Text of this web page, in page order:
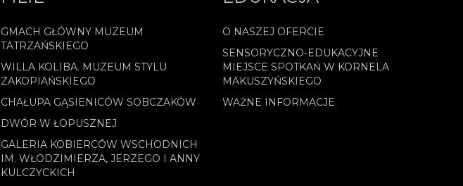
GMACH GŁÓWNY MUZEUM
TATRZAŃSKIEGO
WILLA KOLIBA. MUZEUM STYLU
ZAKOPIAŃSKIEGO
CHAŁUPA GĄSIENICÓW SOBCZAKÓW
DWÓR W ŁOPUSZNEJ
GALERIA KOBIERCÓW WSCHODNICH
IM. WŁODZIMIERZA, JERZEGO I ANNY
KULCZYCKICH
O NASZEJ OFERCIE
SENSORYCZNO-EDUKACYJNE
MIEJSCE SPOTKAŃ W KORNELA
MAKUSZYŃSKIEGO
WAŻNE INFORMACJE